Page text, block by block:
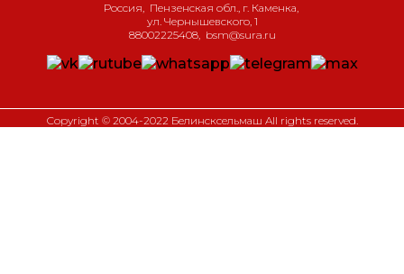
Россия, Пензенская обл., г. Каменка,
ул. Чернышевского, 1
88002225408, bsm@sura.ru
Copyright © 2004-2022 Белинсксельмаш All rights reserved.